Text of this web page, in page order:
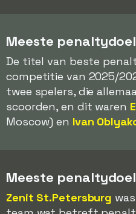
Meeste
De titel van beste
competitie van 2025/
twee spelers, die
scoorden, en dit waren
Moscow) en Ivan
Meeste
Zenit St.Petersburg